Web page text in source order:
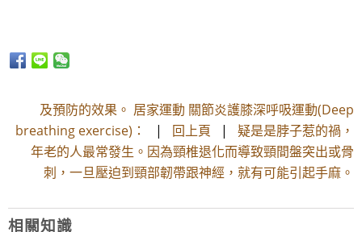
及預防的效果。 居家運動 關節炎護膝深呼吸運動(Deep
breathing exercise)：
| 回上頁 | 疑是是脖子惹的禍，
年老的人最常發生。因為頸椎退化而導致頸間盤突出或骨
刺，一旦壓迫到頸部韌帶跟神經，就有可能引起手麻。
相關知識